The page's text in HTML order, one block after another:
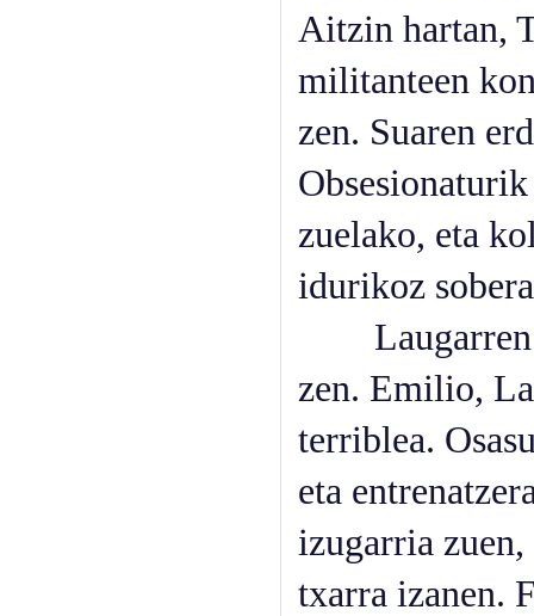
Aitzin hartan,
militanteen
zen. Suaren
zuelako, eta
idurikoz
Laugarren
zen. Emilio,
terriblea.
eta
izugarria zuen,
txarra izanen.